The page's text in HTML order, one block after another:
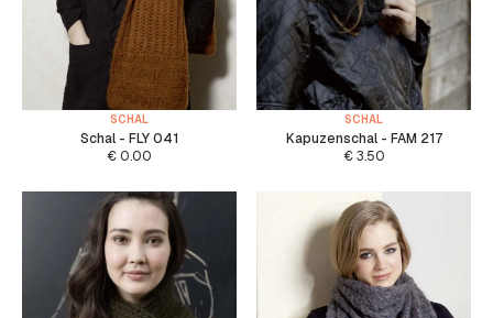
SCHAL
Schal - FLY 041
€ 0.00
SCHAL
Kapuzenschal - FAM 217
€3.50